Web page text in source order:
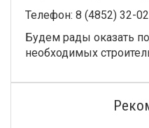
Телефон: 8 (4852) 32-
Будем рады оказать
необходимых